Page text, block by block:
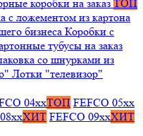
коробки на заказ ТОП
с ложементом из картона
бизнеса Коробки с
тубусы на заказ
со шнурками из
Лотки "телевизор"
04xxТОП FEFCO 05xx
ХИТ FEFCO 09xxХИТ